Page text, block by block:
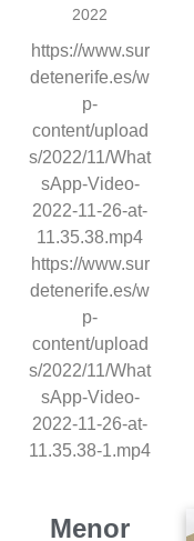
2022
https://www.sur
detenerife.es/w
p-
content/upload
s/2022/11/What
sApp-Video-
2022-11-26-at-
11.35.38.mp4
https://www.sur
detenerife.es/w
p-
content/upload
s/2022/11/What
sApp-Video-
2022-11-26-at-
11.35.38-1.mp4
Menor